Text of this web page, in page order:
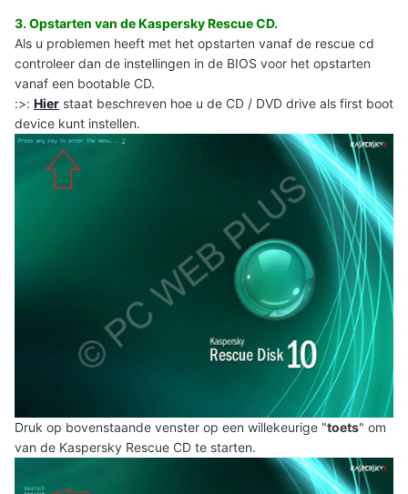
3. Opstarten van de Kaspersky Rescue CD.
Als u problemen heeft met het opstarten vanaf de rescue cd
controleer dan de instellingen in de BIOS voor het opstarten
vanaf een bootable CD.
:>: Hier staat beschreven hoe u de CD / DVD drive als first boot
device kunt instellen.
Druk op bovenstaande venster op een willekeurige "toets" om
van de Kaspersky Rescue CD te starten.